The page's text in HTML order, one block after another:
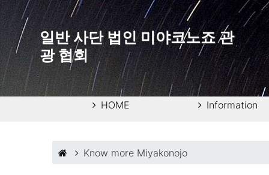
일반 사단 법인 미야코노죠 관
광 협회
HOME Information
Know more Miyakonojo